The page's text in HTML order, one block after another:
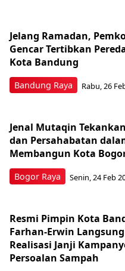
Bandung Raya
Jelang Ramadan,
Gencar Tertibkan
Kota Bandung
Rabu, 26
Bogor Raya
Jenal Mutaqin
dan Persahabatan
Membangun Kota
Senin, 24 Feb
Resmi Pimpin Kota
Farhan-Erwin Langsung
Realisasi Janji
Persoalan Sampah